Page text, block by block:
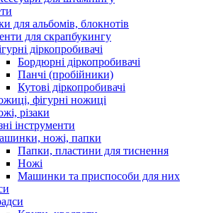
для альбомів, блокнотів
для скрапбукингу
діркопробивачі
Бордюрні діркопробивачі
Панчі (пробійники)
Кутові діркопробивачі
фігурні ножиці
різаки
інструменти
ножі, папки
Папки, пластини для тиснення
Ножі
Машинки та приспособи для них